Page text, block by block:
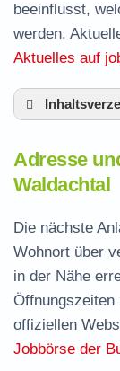
beeinflusst,
werden.
Aktuelles auf
Termin
Häufige
Adresse
Waldachtal
Die nächste
Wohnort über
in der Nähe
Öffnungszeiten
offiziellen
Jobbörse der